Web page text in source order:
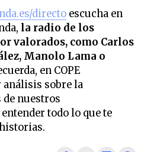
directo escucha en
la radio de los
valorados, como Carlos
Manolo Lama o
en COPE
sobre la
de nuestros
todo lo que te